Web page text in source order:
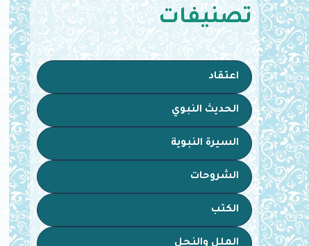
تصنيفات
اعتقاد
الحديث النبوي
السيرة النبوية
الشروحات
الكتب
الملل والنحل